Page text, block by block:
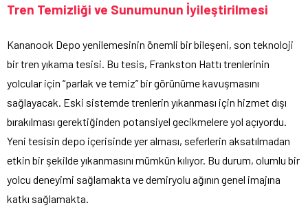
Tren Temizliği ve Sunumunun İyileştirilmesi
Kananook Depo yenilemesinin önemli bir bileşeni, son teknoloji
bir tren yıkama tesisi. Bu tesis, Frankston Hattı trenlerinin
yolcular için “parlak ve temiz” bir görünüme kavuşmasını
sağlayacak. Eski sistemde trenlerin yıkanması için hizmet dışı
bırakılması gerektiğinden potansiyel gecikmelere yol açıyordu.
Yeni tesisin depo içerisinde yer alması, seferlerin aksatılmadan
etkin bir şekilde yıkanmasını mümkün kılıyor. Bu durum, olumlu bir
yolcu deneyimi sağlamakta ve demiryolu ağının genel imajına
katkı sağlamakta.